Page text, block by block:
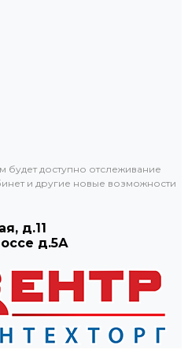
будет доступно отслеживание
и другие новые возможности
д.11
д.5А